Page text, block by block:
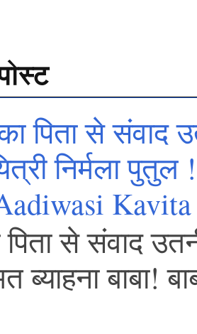
पिता से संवाद
निर्मला
से संवाद
ब्याहना बाबा!